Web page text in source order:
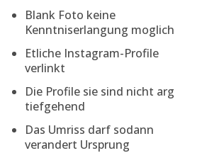
Blank Foto keine
Kenntniserlangung moglich
Etliche Instagram-Profile
verlinkt
Die Profile sie sind nicht arg
tiefgehend
Das Umriss darf sodann
verandert Ursprung